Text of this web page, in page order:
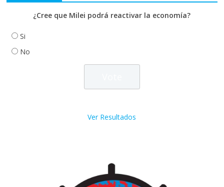
¿Cree que Milei podrá reactivar la economía?
Si
No
Ver Resultados